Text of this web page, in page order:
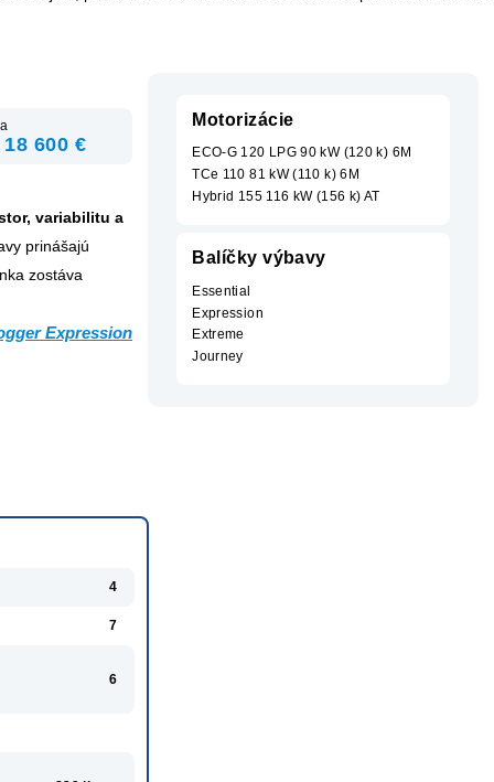
600 €
variabilitu a
prinášajú
zostáva
Expression
4
7
6
Motorizácie
ECO-G 120 LPG 90 kW (120 k) 6M
TCe 110 81 kW (110 k) 6M
Hybrid 155 116 kW (156 k) AT
Balíčky výbavy
Essential
Expression
Extreme
Journey